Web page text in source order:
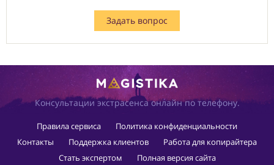
Задать вопрос
Консультации экстрасенса онлайн по телефону.
Правила сервиса
Политика конфиденциальности
Контакты
Поддержка клиентов
Работа для копирайтера
Стать экспертом
Полная версия сайта